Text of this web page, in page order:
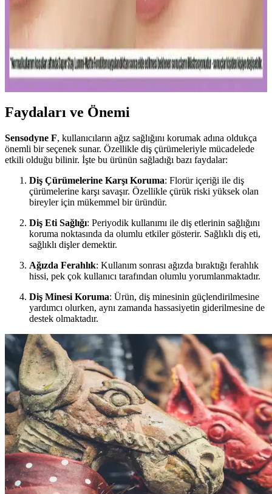
Uzun Süre Kalıcı ve Doğal Mat Fondötenler:
Günlük Kullanım İçin En İyi Seçenekler ve İpuçları
dayanıklı formülleriyle gün boyu tazelik sağlar. Cilt tipine uygun
seçenekler ve doğru uygulama ipuçlarıyla makyajınızı
mükemmelleştirin.
Faydaları ve Önemi
Sensodyne F, kullanıcıların ağız sağlığını korumak adına oldukça
önemli bir seçenek sunar. Özellikle diş çürümeleriyle mücadelede
etkili olduğu bilinir. İşte bu ürünün sağladığı bazı faydalar:
Diş Çürümelerine Karşı Koruma: Florür içeriği ile diş
çürümelerine karşı savaşır. Özellikle çürük riski yüksek olan
bireyler için mükemmel bir üründür.
Diş Eti Sağlığı: Periyodik kullanımı ile diş etlerinin sağlığını
koruma noktasında da olumlu etkiler gösterir. Sağlıklı diş eti,
sağlıklı dişler demektir.
Ağızda Ferahlık: Kullanım sonrası ağızda bıraktığı ferahlık
hissi, pek çok kullanıcı tarafından olumlu yorumlanmaktadır.
Diş Minesi Koruma: Ürün, diş minesinin güçlendirilmesine
yardımcı olurken, aynı zamanda hassasiyetin giderilmesine de
destek olmaktadır.